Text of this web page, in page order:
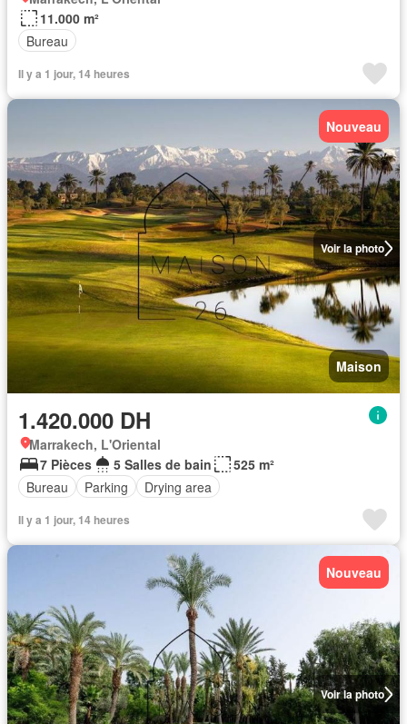
11.000 m²
Bureau
Il y a 1 jour, 14 heures
Voir la photo
Nouveau
Maison
1.420.000 DH
Marrakech, L'Oriental
7 Pièces
5 Salles de bain
525 m²
Bureau
Parking Drying area
Il y a 1 jour, 14 heures
Voir la photo
Nouveau